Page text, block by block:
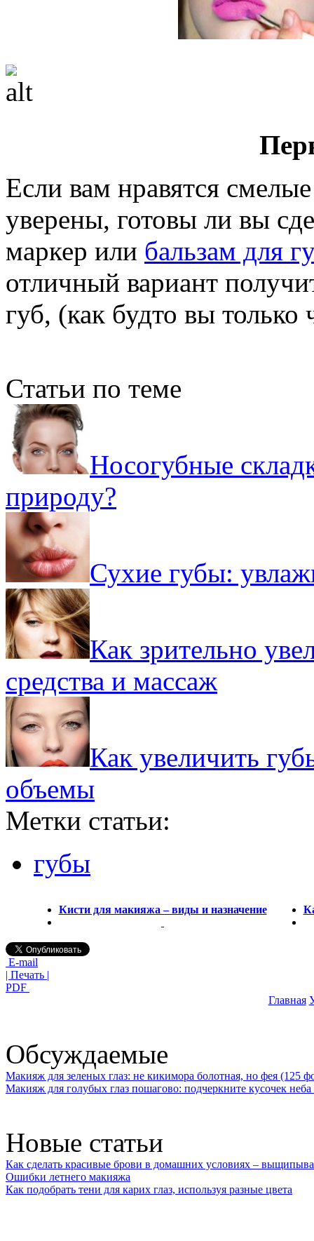
Если вам нравятся
уверены, готовы ли вы
маркер или бальзам для
отличный вариант
губ, (как будто вы только
Статьи по теме
Носогубные
природу?
Сухие губы:
Как зрительно
средства и массаж
Как увеличить
объемы
Метки статьи:
губы
Кисти для макияжа – виды и назначение
E-mail
| Печать |
PDF
Главная
Обсуждаемые
Макияж для зеленых глаз: не кикимора болотная, но фея (125
Макияж для голубых глаз пошагово: подчеркните кусочек
Новые статьи
Как сделать красивые брови в домашних условиях –
Ошибки летнего макияжа
Как подобрать тени для карих глаз, используя разные цвета